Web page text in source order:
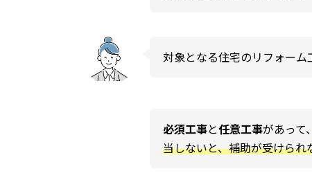
対象となる住宅のリフォーム
必須工事と任意工事があって
当しないと、補助が受けられ